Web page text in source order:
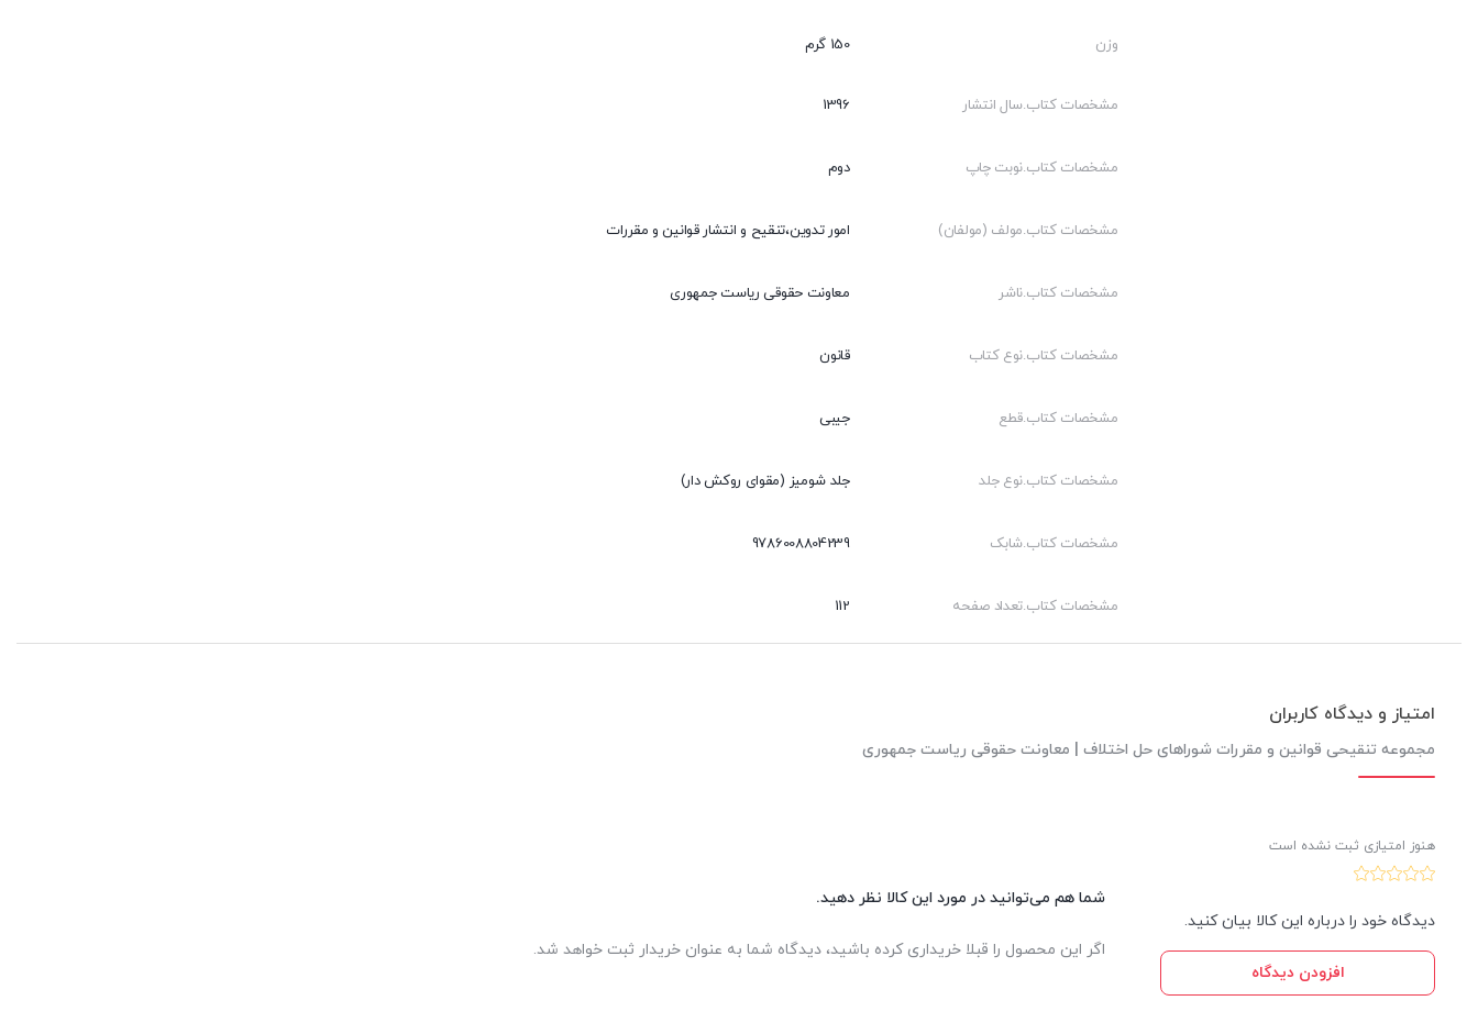
وزن 150 گرم
مشخصات کتاب.سال انتشار 1396
مشخصات کتاب.نوبت چاپ دوم
مشخصات کتاب.مولف (مولفان) امور تدوین،تنقیح و انتشار قوانین و مقررات
مشخصات کتاب.ناشر معاونت حقوقی ریاست جمهوری
مشخصات کتاب.نوع کتاب قانون
مشخصات کتاب.قطع جیبی
مشخصات کتاب.نوع جلد جلد شومیز (مقوای روکش دار)
مشخصات کتاب.شابک 9786008804239
مشخصات کتاب.تعداد صفحه 112
امتیاز و دیدگاه کاربران
مجموعه تنقیحی قوانین و مقررات شوراهای حل اختلاف | معاونت حقوقی ریاست جمهوری
هنوز امتیازی ثبت نشده است
دیدگاه خود را درباره این کالا بیان کنید.
افزودن دیدگاه
شما هم می‌توانید در مورد این کالا نظر دهید.
اگر این محصول را قبلا خریداری کرده باشید، دیدگاه شما به عنوان خریدار ثبت خواهد شد.